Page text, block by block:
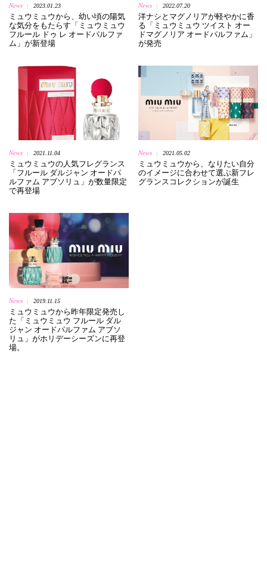
News 2023.01.23
ミュウミュウから、幼い頃の陽気
な気分をもたらす「ミュウミュウ
フルール ドゥ レ オードパルファ
ム」が新登場
News 2022.07.20
洋ナシとマグノリアが軽やかに香
る「ミュウミュウ ツイスト オー
ドマグノリア オードパルファム」
が発売
News 2021.11.04
ミュウミュウの人気フレグランス
「フルール ダルジャン オードパ
ルファム アブソリュ」が数量限定
で再登場
News 2021.05.02
ミュウミュウから、なりたい自分
のイメージに合わせて選ぶ新フレ
グランスコレクションが誕生
News 2019.11.15
ミュウミュウから昨年限定発売し
た「ミュウミュウ フルール ダル
ジャン オードパルファム アブソ
リュ」がホリデーシーズンに再登
場。